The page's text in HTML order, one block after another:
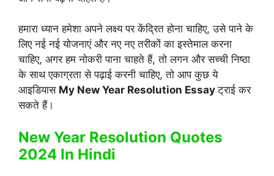
हमारा ध्यान हमेशा अपने लक्ष्य पर केंद्रित होना चाहिए, उसे पाने के
लिए नई नई योजनाएं और नए नए तरीकों का इस्तेमाल करना
चाहिए, अगर हम नोकरी पाना चाहते हैं, तो लगन और सच्ची निष्ठा
के साथ एकाग्रता से पढ़ाई करनी चाहिए, तो आप कुछ ये
आइडियास My New Year Resolution Essayट्राई कर
सकते हैं।
New Year Resolution Quotes
2024 In Hindi